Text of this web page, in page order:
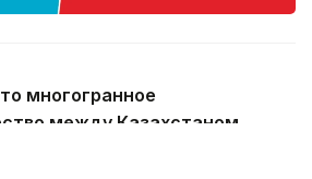
многогранное
между Казахстаном